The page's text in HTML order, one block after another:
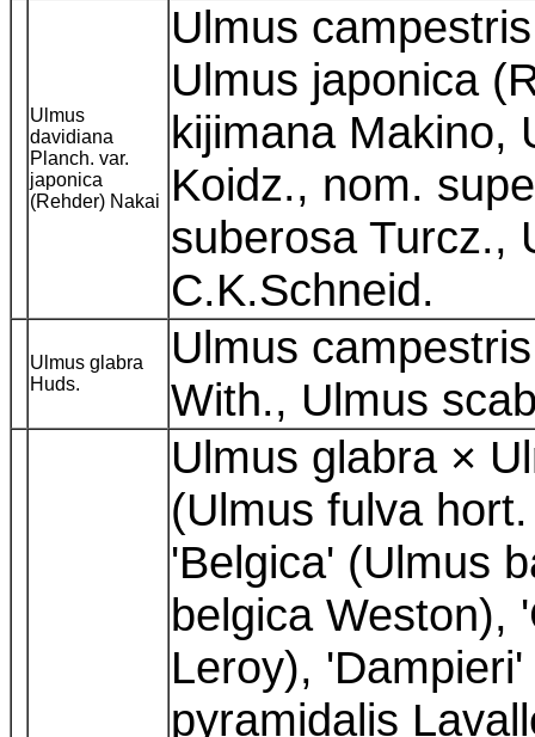
Ulmus
davidiana
Planch. var.
japonica
(Rehder) Nakai
Ulmus
Ulmus japonica
kijimana Makino,
Koidz., nom.
suberosa Turcz.,
C.K.Schneid.
Ulmus glabra
Huds.
Ulmus
With., Ulmus
Ulmus glabra ×
(Ulmus fulva
'Belgica' (Ulmus
belgica Weston),
Leroy),
pyramidalis